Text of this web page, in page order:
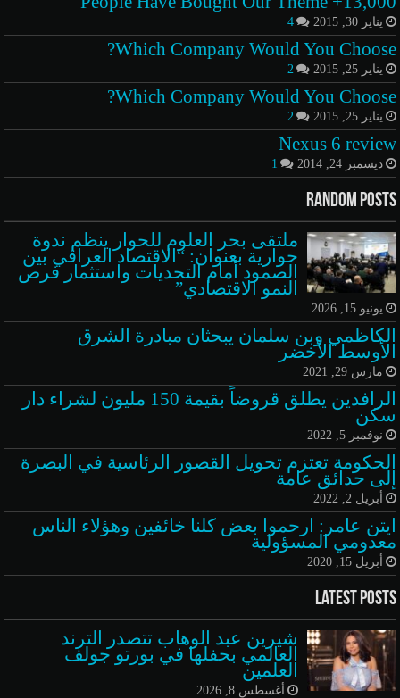
يناير 30, 2015 4
Which Company Would You Choose?
يناير 25, 2015 2
Which Company Would You Choose?
يناير 25, 2015 2
Nexus 6 review
ديسمبر 24, 2014 1
Random Posts
ملتقى بحر العلوم للحوار ينظم ندوة
حوارية بعنوان: “الاقتصاد العراقي بين
الصمود أمام التحديات واستثمار فرص
النمو الاقتصادي”
يونيو 15, 2026
الكاظمي وبن سلمان يبحثان مبادرة الشرق
الأوسط الأخضر
مارس 29, 2021
الرافدين يطلق قروضاً بقيمة 150 مليون لشراء دار
سكن
نوفمبر 5, 2022
الحكومة تعتزم تحويل القصور الرئاسية في البصرة
إلى حدائق عامة
أبريل 2, 2022
ايتن عامر: ارحموا بعض كلنا خائفين وهؤلاء الناس
معدومي المسؤولية
أبريل 15, 2020
Latest Posts
شيرين عبد الوهاب تتصدر الترند
العالمي بحفلها في بورتو جولف
العلمين
أغسطس 8, 2026